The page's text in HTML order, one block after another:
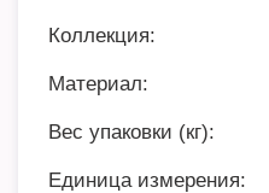
Коллекция:
Материал:
Вес упаковки (кг):
Единица измерения: